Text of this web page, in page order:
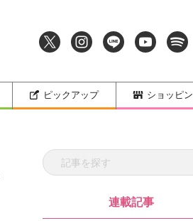
ピックアップ ショッピ
連載記事